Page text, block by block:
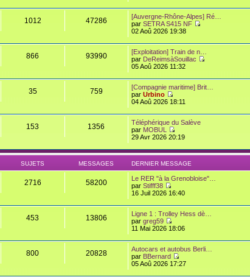
1012 47286
[Auvergne-Rhône-Alpes] Ré…
parSETRA S415 NF
02 Aoû 2026 19:38
866 93990
[Exploitation] Train de n…
par DeReimsàSouillac
05 Aoû 2026 11:32
35 759
[Compagnie maritime] Brit…
parUrbino
04 Aoû 2026 18:11
153 1356
Téléphérique du Salève
par MOBUL
29 Avr 2026 20:19
SUJETS MESSAGES DERNIER MESSAGE
2716 58200
Le RER "à la Grenobloise"…
parStifff38
16 Juil 2026 16:40
453 13806
Ligne 1 : Trolley Hess dè…
pargreg59
11 Mai 2026 18:06
800 20828
Autocars et autobus Berli…
par BBernard
05 Aoû 2026 17:27